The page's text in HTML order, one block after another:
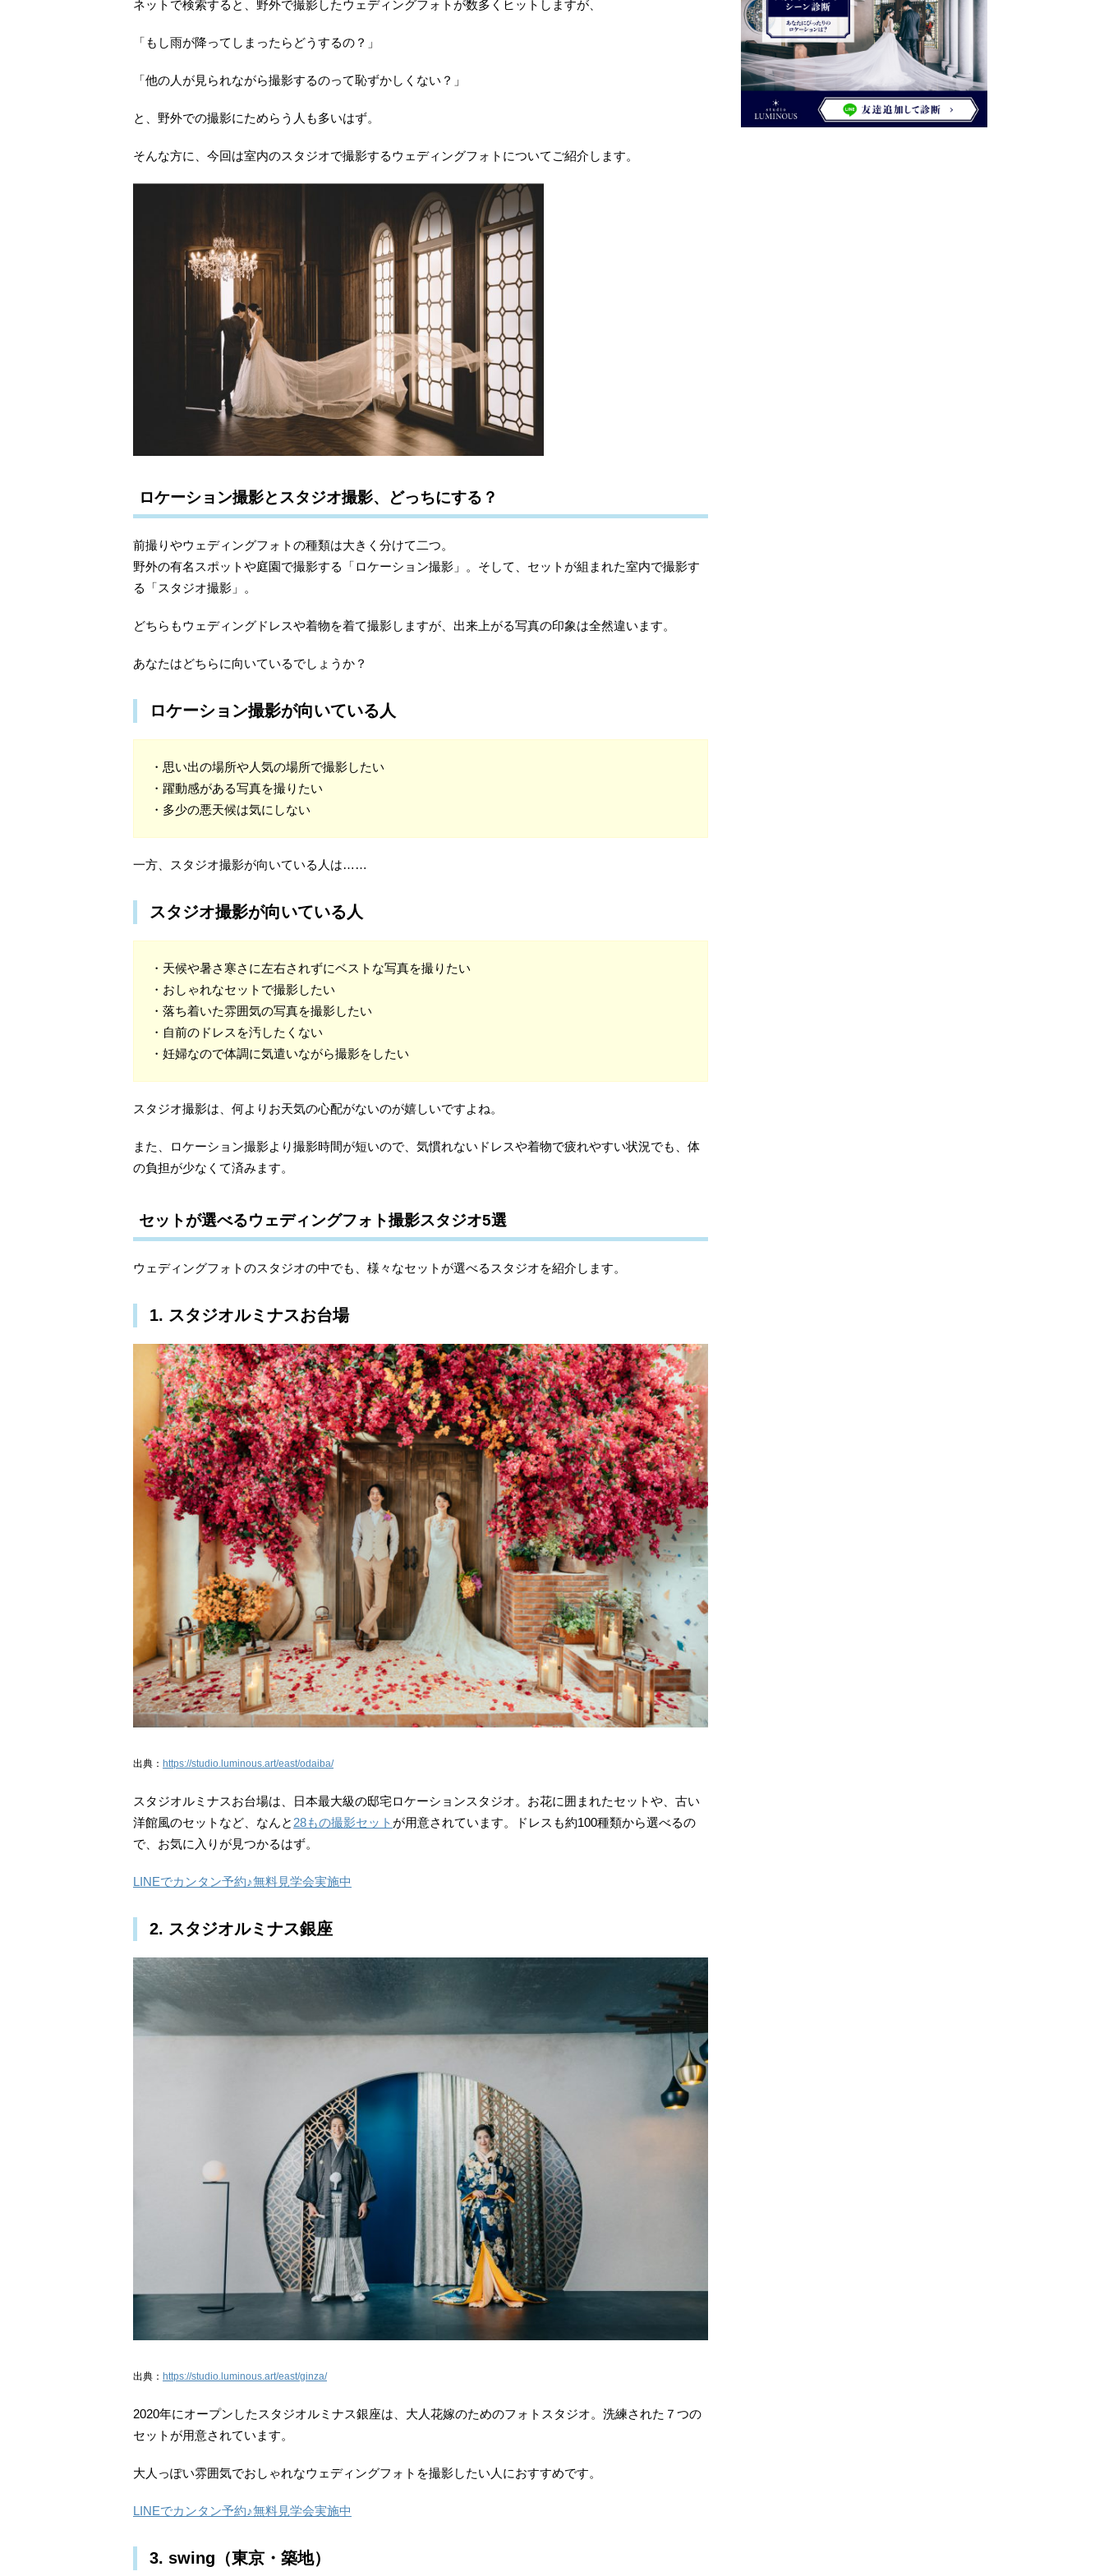
ネットで検索すると、野外で撮影したウェディングフォトが数多くヒットしますが、
「もし雨が降ってしまったらどうするの？」
「他の人が見られながら撮影するのって恥ずかしくない？」
と、野外での撮影にためらう人も多いはず。
そんな方に、今回は室内のスタジオで撮影するウェディングフォトについてご紹介します。
ロケーション撮影とスタジオ撮影、どっちにする？
前撮りやウェディングフォトの種類は大きく分けて二つ。
野外の有名スポットや庭園で撮影する「ロケーション撮影」。そして、セットが組まれた室内で撮影す
る「スタジオ撮影」。
どちらもウェディングドレスや着物を着て撮影しますが、出来上がる写真の印象は全然違います。
あなたはどちらに向いているでしょうか？
ロケーション撮影が向いている人
・思い出の場所や人気の場所で撮影したい
・躍動感がある写真を撮りたい
・多少の悪天候は気にしない
一方、スタジオ撮影が向いている人は……
スタジオ撮影が向いている人
・天候や暑さ寒さに左右されずにベストな写真を撮りたい
・おしゃれなセットで撮影したい
・落ち着いた雰囲気の写真を撮影したい
・自前のドレスを汚したくない
・妊婦なので体調に気遣いながら撮影をしたい
スタジオ撮影は、何よりお天気の心配がないのが嬉しいですよね。
また、ロケーション撮影より撮影時間が短いので、気慣れないドレスや着物で疲れやすい状況でも、体
の負担が少なくて済みます。
セットが選べるウェディングフォト撮影スタジオ5選
ウェディングフォトのスタジオの中でも、様々なセットが選べるスタジオを紹介します。
1. スタジオルミナスお台場
出典： https://studio.luminous.art/east/odaiba/
スタジオルミナスお台場は、日本最大級の邸宅ロケーションスタジオ。お花に囲まれたセットや、古い
洋館風のセットなど、なんと 28もの撮影セット が用意されています。ドレスも約100種類から選べるの
で、お気に入りが見つかるはず。
LINEでカンタン予約♪無料見学会実施中
2. スタジオルミナス銀座
出典： https://studio.luminous.art/east/ginza/
2020年にオープンしたスタジオルミナス銀座は、大人花嫁のためのフォトスタジオ。洗練された７つの
セットが用意されています。
大人っぽい雰囲気でおしゃれなウェディングフォトを撮影したい人におすすめです。
LINEでカンタン予約♪無料見学会実施中
3. swing（東京・築地）